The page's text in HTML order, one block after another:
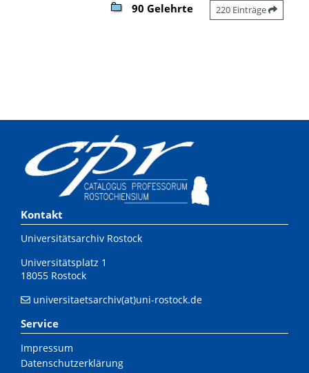
90 Gelehrte 220 Einträge
Kontakt
Universitätsarchiv Rostock
Universitätsplatz 1
18055 Rostock
universitaetsarchiv(at)uni-rostock.de
Service
Impressum
Datenschutzerklärung